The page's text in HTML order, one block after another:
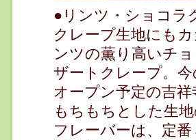
●リンツ・ショコラ
クレープ生地にも
ンツの薫り高いチ
ザートクレープ。
オープン予定の吉
もちもちとした生
フレーバーは、定